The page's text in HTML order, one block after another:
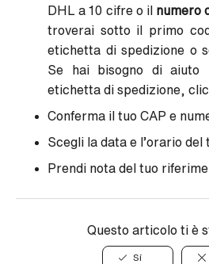
DHL a 10 cifre o il numero
troverai sotto il primo
etichetta di spedizione o
Se hai bisogno di aiuto
etichetta di spedizione,
Conferma il tuo CAP e
Scegli la data e l’orario
Prendi nota del tuo
Questo articolo ti è
Sí